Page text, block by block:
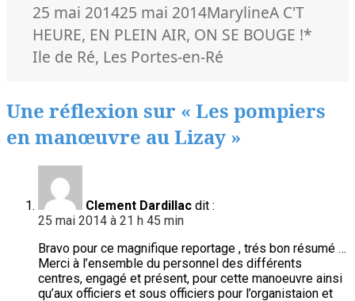
Publié
le
25 mai 201425 mai 2014Auteur
MarylineCatégories
A C'T
HEURE, EN PLEIN AIR, ON SE BOUGE !Mots-
*
Ile de Ré, Les Portes-en-Ré
Une réflexion sur « Les pompiers
en manœuvre au Lizay »
Clement Dardillac dit :
25 mai 2014 à 21 h 45 min
Bravo pour ce magnifique reportage , trés bon résumé …
Merci à l’ensemble du personnel des différents
centres, engagé et présent, pour cette manoeuvre ainsi
qu’aux officiers et sous officiers pour l’organistaion et